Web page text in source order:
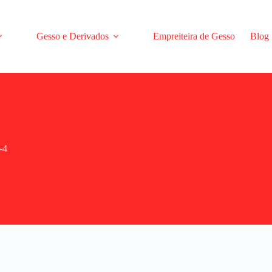
Gesso e Derivados Empreiteira de Gesso Blog
4